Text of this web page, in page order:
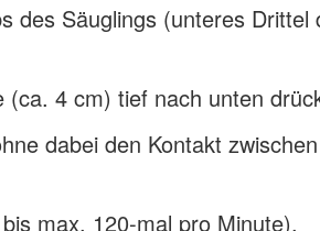
des Säuglings (unteres Drittel
4 cm) tief nach unten
dabei den Kontakt zwischen
max. 120-mal pro Minute).